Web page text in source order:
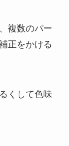
複数のパー
正をかける
くして色味